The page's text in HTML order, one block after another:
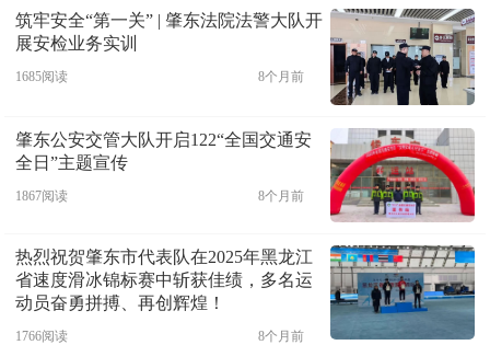
筑牢安全“第一关” | 肇东法院法警大队开
展安检业务实训
1685阅读 8个月前
肇东公安交管大队开启122“全国交通安
全日”主题宣传
1867阅读 8个月前
热烈祝贺肇东市代表队在2025年黑龙江
省速度滑冰锦标赛中斩获佳绩，多名运
动员奋勇拼搏、再创辉煌！
1766阅读 8个月前